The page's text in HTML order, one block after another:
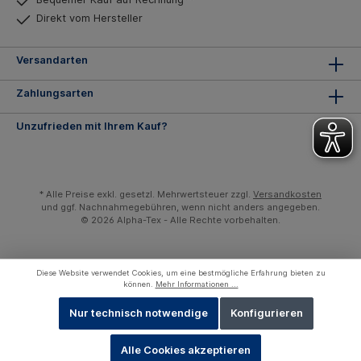
Direkt vom Hersteller
Versandarten
Zahlungsarten
Unzufrieden mit Ihrem Kauf?
* Alle Preise exkl. gesetzl. Mehrwertsteuer zzgl. Versandkosten
und ggf. Nachnahmegebühren, wenn nicht anders angegeben.
© 2026 Alpha-Tex - Alle Rechte vorbehalten.
Diese Website verwendet Cookies, um eine bestmögliche Erfahrung bieten zu
können.
Mehr Informationen ...
Nur technisch notwendige Konfigurieren
Alle Cookies akzeptieren